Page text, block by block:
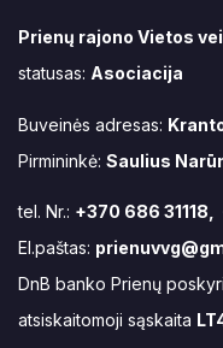
Prienų rajono Vietos
statusas: Asociacija
Buveinės adresas:
Pirmininkė: Saulius
tel. Nr.: +370 686
El.paštas:
DnB banko Prienų
atsiskaitomoji sąskaita